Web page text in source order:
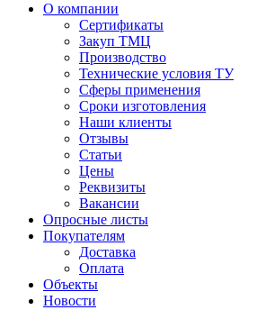
О компании
Сертификаты
Закуп ТМЦ
Производство
Технические условия ТУ
Сферы применения
Сроки изготовления
Наши клиенты
Отзывы
Статьи
Цены
Реквизиты
Вакансии
Опросные листы
Покупателям
Доставка
Оплата
Объекты
Новости